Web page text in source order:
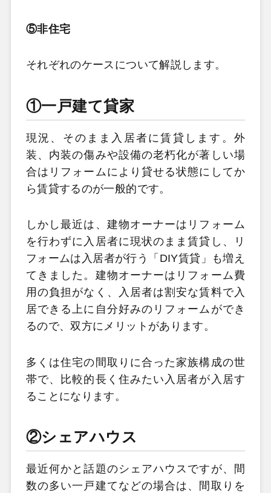
⑤非住宅
それぞれのケースについて解説します。
①一戸建て貸家
現況、そのまま入居者に賃貸します。外
装、内装の傷みや設備の老朽化が著しい場
合はリフォームにより貸せる状態にしてか
ら賃貸するのが一般的です。
しかし最近は、建物オーナーはリフォーム
を行わずに入居者に現状のまま賃貸し、リ
フォームは入居者が行う「DIY賃貸」も増え
てきました。建物オーナーはリフォーム費
用の負担がなく、入居者は割安な賃料で入
居できる上に自分好みのリフォームができ
るので、双方にメリットがあります。
多くは住宅の間取りに合った家族構成の世
帯で、比較的長く住みたい入居者が入居す
ることになります。
②シェアハウス
最近何かと話題のシェアハウスですが、間
数の多い一戸建てなどの場合は、間取りを